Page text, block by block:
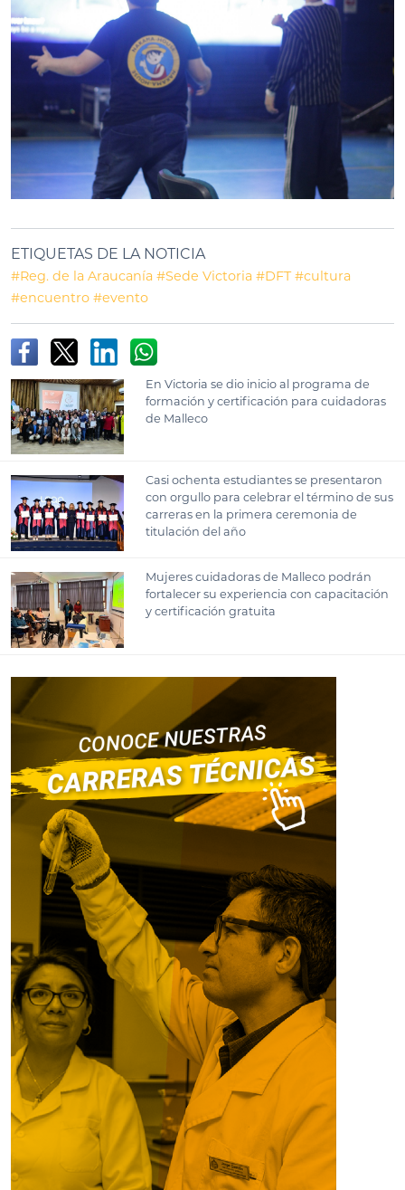
ETIQUETAS DE LA NOTICIA
#Reg. de la Araucanía #Sede Victoria #DFT #cultura
#encuentro #evento
En Victoria se dio inicio al programa de
formación y certificación para cuidadoras
de Malleco
Casi ochenta estudiantes se presentaron
con orgullo para celebrar el término de sus
carreras en la primera ceremonia de
titulación del año
Mujeres cuidadoras de Malleco podrán
fortalecer su experiencia con capacitación
y certificación gratuita